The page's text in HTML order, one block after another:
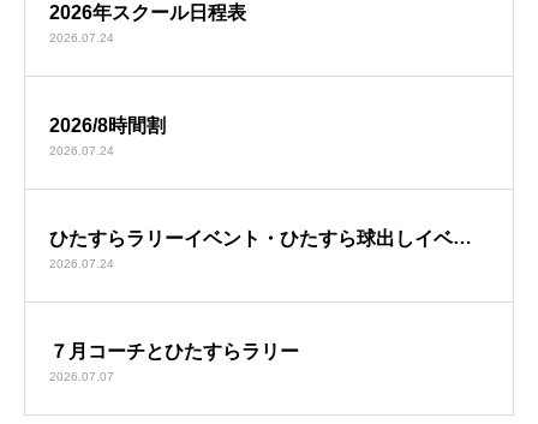
2026年スクール日程表
2026.07.24
2026/8時間割
2026.07.24
ひたすらラリーイベント・ひたすら球出しイベン
ト 【変更点有】
2026.07.24
７月コーチとひたすらラリー
2026.07.07